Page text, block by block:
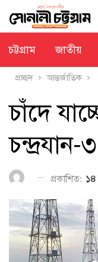
চট্টগ্রাম জাতীয়
প্রচ্ছদ আন্তর্জাতিক
চাঁদে
চন্দ্রযান-৩
প্রকাশিত: